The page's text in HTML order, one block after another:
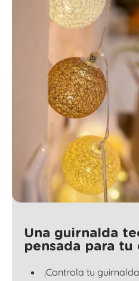
Una guirnalda
pensada para tu
¡Controla tu